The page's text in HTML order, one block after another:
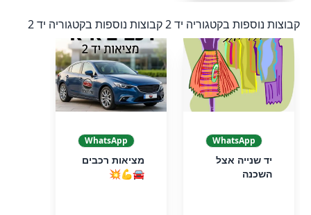
קבוצות נוספות בקטגוריה יד 2 קבוצות נוספות בקטגוריה יד 2
WhatsApp
יד שנייה אצל
השכנה
WhatsApp
מציאות רכבים
🚘💪💥